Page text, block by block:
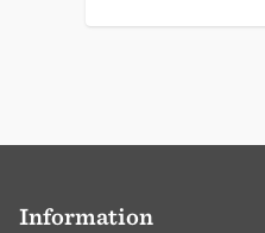
Information